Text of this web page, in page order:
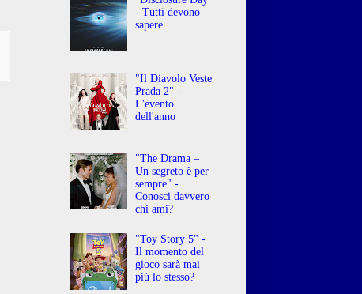
- Tutti devono
sapere
"Il Diavolo Veste
Prada 2" -
L'evento
dell'anno
"The Drama –
Un segreto è per
sempre" -
Conosci davvero
chi ami?
"Toy Story 5" -
Il momento del
gioco sarà mai
più lo stesso?